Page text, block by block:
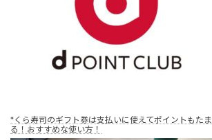
*くら寿司のギフト券は支払いに使えてポイントもたま
る！おすすめな使い方！